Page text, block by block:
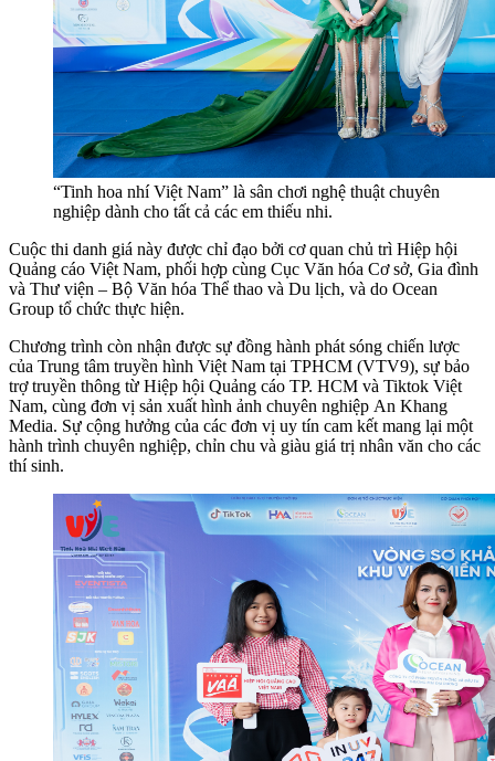
“Tinh hoa nhí Việt Nam” là sân chơi nghệ thuật chuyên
nghiệp dành cho tất cả các em thiếu nhi.
Cuộc thi danh giá này được chỉ đạo bởi cơ quan chủ trì Hiệp hội
Quảng cáo Việt Nam, phối hợp cùng Cục Văn hóa Cơ sở, Gia đình
và Thư viện – Bộ Văn hóa Thể thao và Du lịch, và do Ocean
Group tổ chức thực hiện.
Chương trình còn nhận được sự đồng hành phát sóng chiến lược
của Trung tâm truyền hình Việt Nam tại TPHCM (VTV9), sự bảo
trợ truyền thông từ Hiệp hội Quảng cáo TP. HCM và Tiktok Việt
Nam, cùng đơn vị sản xuất hình ảnh chuyên nghiệp An Khang
Media. Sự cộng hưởng của các đơn vị uy tín cam kết mang lại một
hành trình chuyên nghiệp, chỉn chu và giàu giá trị nhân văn cho các
thí sinh.